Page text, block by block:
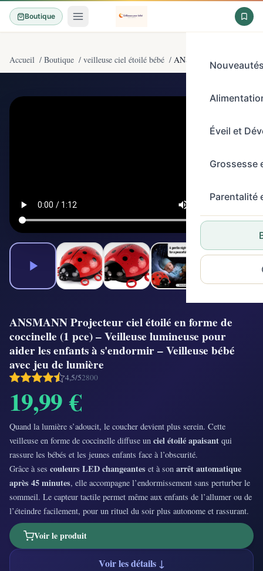
Boutique
Éveil et
Grossesse
Parentalité
Accueil / Boutique / veilleuse ciel étoilé bébé / ANSMANN Projecteur
ANSMANN Projecteur ciel étoilé en forme de
coccinelle (1 pce) – Veilleuse lumineuse pour
aider les enfants à s'endormir – Veilleuse bébé
avec jeu de lumière
4,5/52800
19,99 €
Quand la lumière s’adoucit, le coucher devient plus serein. Cette
veilleuse en forme de coccinelle diffuse un ciel étoilé apaisant qui
rassure les bébés et les jeunes enfants face à l’obscurité.
Grâce à ses couleurs LED changeantes et à son arrêt automatique
après 45 minutes, elle accompagne l’endormissement sans perturber le
sommeil. Le capteur tactile permet même aux enfants de l’allumer ou de
l’éteindre facilement, pour un rituel du soir plus autonome et rassurant.
Voir le produit
Voir les détails ↓